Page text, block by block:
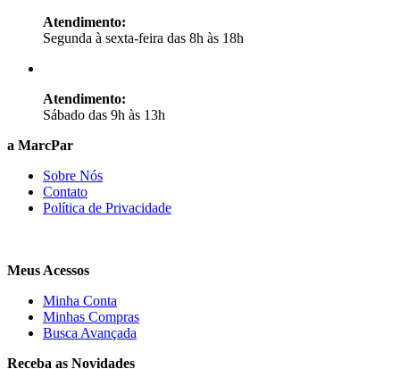
Atendimento:
Segunda à sexta-feira das 8h às 18h
Atendimento:
Sábado das 9h às 13h
a MarcPar
Sobre Nós
Contato
Política de Privacidade
Meus Acessos
Minha Conta
Minhas Compras
Busca Avançada
Receba as Novidades